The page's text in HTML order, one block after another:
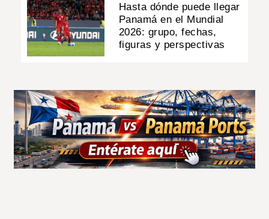
Hasta dónde puede llegar
Panamá en el Mundial
2026: grupo, fechas,
figuras y perspectivas